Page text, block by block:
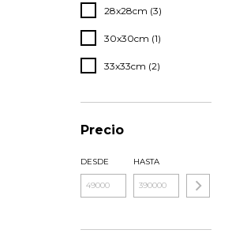
28x28cm (3)
30x30cm (1)
33x33cm (2)
Precio
DESDE HASTA